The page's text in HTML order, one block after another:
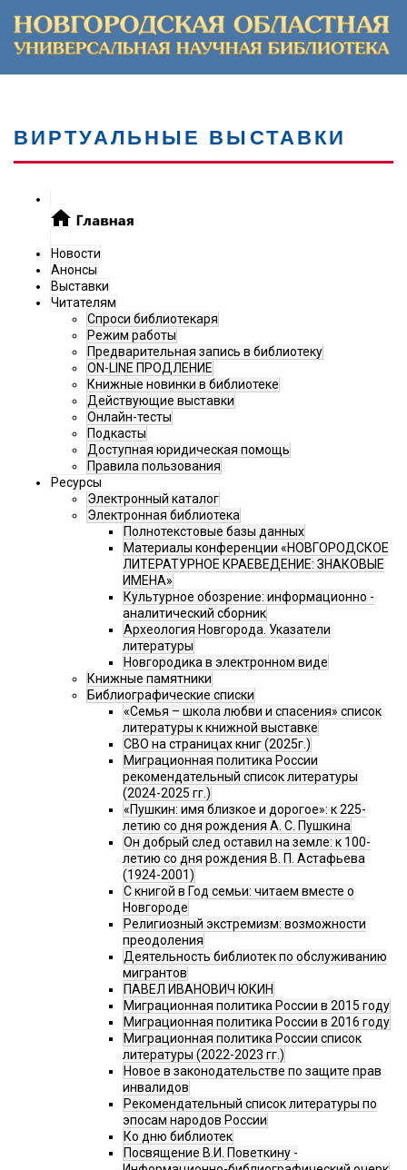
ВИРТУАЛЬНЫЕ ВЫСТАВКИ
Новости
Анонсы
Выставки
Читателям
Спроси библиотекаря
Режим работы
Предварительная запись в библиотеку
ON-LINE ПРОДЛЕНИЕ
Книжные новинки в библиотеке
Действующие выставки
Онлайн-тесты
Подкасты
Доступная юридическая помощь
Правила пользования
Ресурсы
Электронный каталог
Электронная библиотека
Полнотекстовые базы данных
Материалы конференции «НОВГОРОДСКОЕ
ЛИТЕРАТУРНОЕ КРАЕВЕДЕНИЕ: ЗНАКОВЫЕ
ИМЕНА»
Культурное обозрение: информационно -
аналитический сборник
Археология Новгорода. Указатели
литературы
Новгородика в электронном виде
Книжные памятники
Библиографические списки
«Семья – школа любви и спасения» список
литературы к книжной выставке
СВО на страницах книг (2025г.)
Миграционная политика России
рекомендательный список литературы
(2024-2025 гг.)
«Пушкин: имя близкое и дорогое»: к 225-
летию со дня рождения А. С. Пушкина
Он добрый след оставил на земле: к 100-
летию со дня рождения В. П. Астафьева
(1924-2001)
С книгой в Год семьи: читаем вместе о
Новгороде
Религиозный экстремизм: возможности
преодоления
Деятельность библиотек по обслуживанию
мигрантов
ПАВЕЛ ИВАНОВИЧ ЮКИН
Миграционная политика России в 2015 году
Миграционная политика России в 2016 году
Миграционная политика России список
литературы (2022-2023 гг.)
Новое в законодательстве по защите прав
инвалидов
Рекомендательный список литературы по
эпосам народов России
Ко дню библиотек
Посвящение В.И. Поветкину -